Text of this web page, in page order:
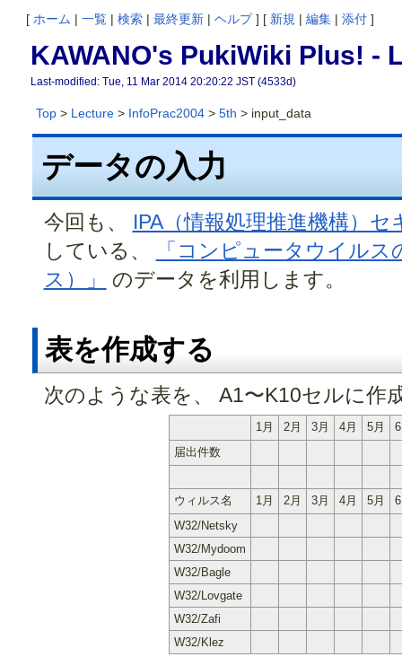
[ ホーム | 一覧 | 検索 | 最終更新 | ヘルプ] [ 新規 | 編集 | 添付 ]
KAWANO's PukiWiki Plus! -
Last-modified: Tue, 11 Mar 2014 20:20:22 JST (4533d)
Top> Lecture> InfoPrac2004> 5th > input_data
データの入力
今回も、 IPA（情報処理推進機構）
している、
「コンピュータウイル
ス）」
のデータを利用します。
表を作成する
次のような表を、 A1〜K10セルに作
1月 2月 3月 4月 5月
届出件数
ウィルス名 1月 2月 3月 4月 5月
W32/Netsky
W32/Mydoom
W32/Bagle
W32/Lovgate
W32/Zafi
W32/Klez